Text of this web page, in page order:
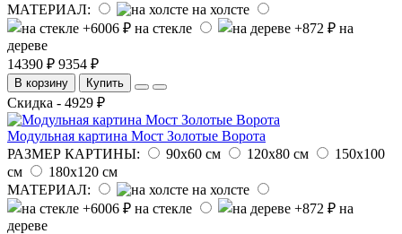
МАТЕРИАЛ:
на холсте
на стекле
на
дереве
14390 ₽ 9354 ₽
В корзину Купить
Скидка - 4929 ₽
Модульная картина Мост Золотые Ворота
РАЗМЕР КАРТИНЫ:
90х60 см 120х80 см
150х100
см
180х120 см
МАТЕРИАЛ:
на холсте
на стекле
на
дереве